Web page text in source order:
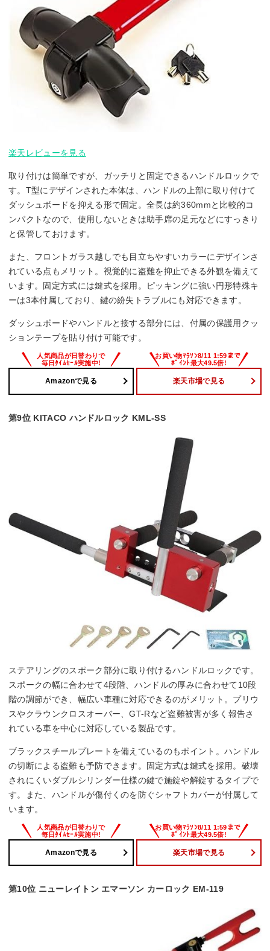
楽天レビューを見る
取り付けは簡単ですが、ガッチリと固定できるハンドルロックで
す。T型にデザインされた本体は、ハンドルの上部に取り付けて
ダッシュボードを抑える形で固定。全長は約360mmと比較的コ
ンパクトなので、使用しないときは助手席の足元などにすっきり
と保管しておけます。
また、フロントガラス越しでも目立ちやすいカラーにデザインさ
れている点もメリット。視覚的に盗難を抑止できる外観を備えて
います。固定方式には鍵式を採用。ピッキングに強い円形特殊キ
ーは3本付属しており、鍵の紛失トラブルにも対応できます。
ダッシュボードやハンドルと接する部分には、付属の保護用クッ
ションテープを貼り付け可能です。
Amazonで見る 楽天市場で見る
第9位 KITACO ハンドルロック KML-SS
ステアリングのスポーク部分に取り付けるハンドルロックです。
スポークの幅に合わせて4段階、ハンドルの厚みに合わせて10段
階の調節ができ、幅広い車種に対応できるのがメリット。プリウ
スやクラウンクロスオーバー、GT-Rなど盗難被害が多く報告さ
れている車を中心に対応している製品です。
ブラックスチールプレートを備えているのもポイント。ハンドル
の切断による盗難も予防できます。固定方式は鍵式を採用。破壊
されにくいダブルシリンダー仕様の鍵で施錠や解錠するタイプで
す。また、ハンドルが傷付くのを防ぐシャフトカバーが付属して
います。
Amazonで見る 楽天市場で見る
第10位 ニューレイトン エマーソン カーロック EM-119